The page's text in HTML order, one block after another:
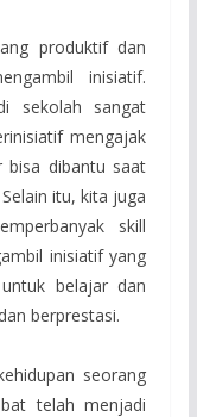
produktif dan
inisiatif.
sekolah sangat
mengajak
bisa dibantu saat
itu, kita juga
skill
inisiatif yang
belajar dan
berprestasi.
seorang
telah menjadi